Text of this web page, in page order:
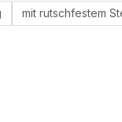
mit rutschfestem
auswählen
ist zurzeit nicht